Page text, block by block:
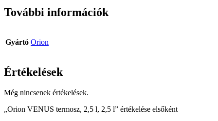
További információk
Gyártó Orion
Értékelések
Még nincsenek értékelések.
„Orion VENUS termosz, 2,5 l, 2,5 l” értékelése elsőként